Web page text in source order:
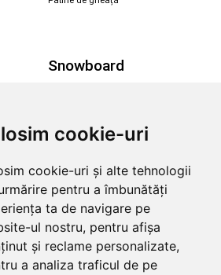
cookie-uri
cookie-uri și alte tehnologii
pentru a îmbunătăți
ta de navigare pe
ul nostru, pentru afișa
și reclame personalizate,
a analiza traficul de pe
Snowboard
Santa Cruz
Enuff Skateboards
Diverse
Cum aleg rolele
Cum aleg ochelarii